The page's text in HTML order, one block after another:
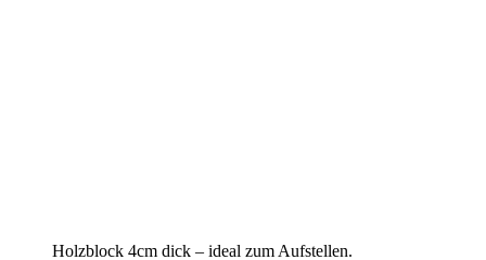
Holzblock 4cm dick – ideal zum Aufstellen.